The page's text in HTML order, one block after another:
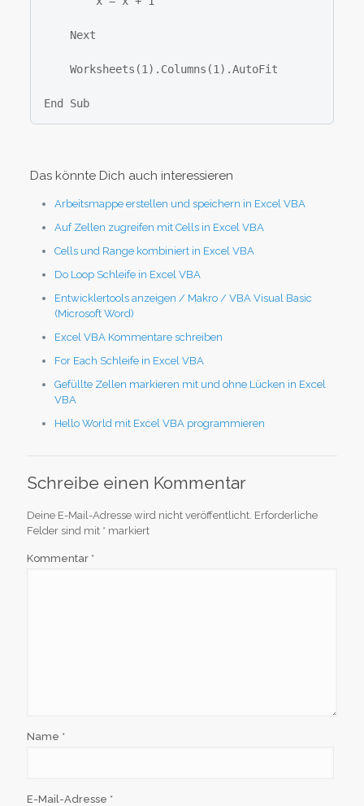
End Sub
Das könnte Dich auch interessieren
Arbeitsmappe erstellen und speichern in Excel VBA
Auf Zellen zugreifen mit Cells in Excel VBA
Cells und Range kombiniert in Excel VBA
Do Loop Schleife in Excel VBA
Entwicklertools anzeigen / Makro / VBA Visual Basic
(Microsoft Word)
Excel VBA Kommentare schreiben
For Each Schleife in Excel VBA
Gefüllte Zellen markieren mit und ohne Lücken in Excel
VBA
Hello World mit Excel VBA programmieren
Schreibe einen Kommentar
Deine E-Mail-Adresse wird nicht veröffentlicht. Erforderliche
Felder sind mit * markiert
Kommentar *
Name *
E-Mail-Adresse *